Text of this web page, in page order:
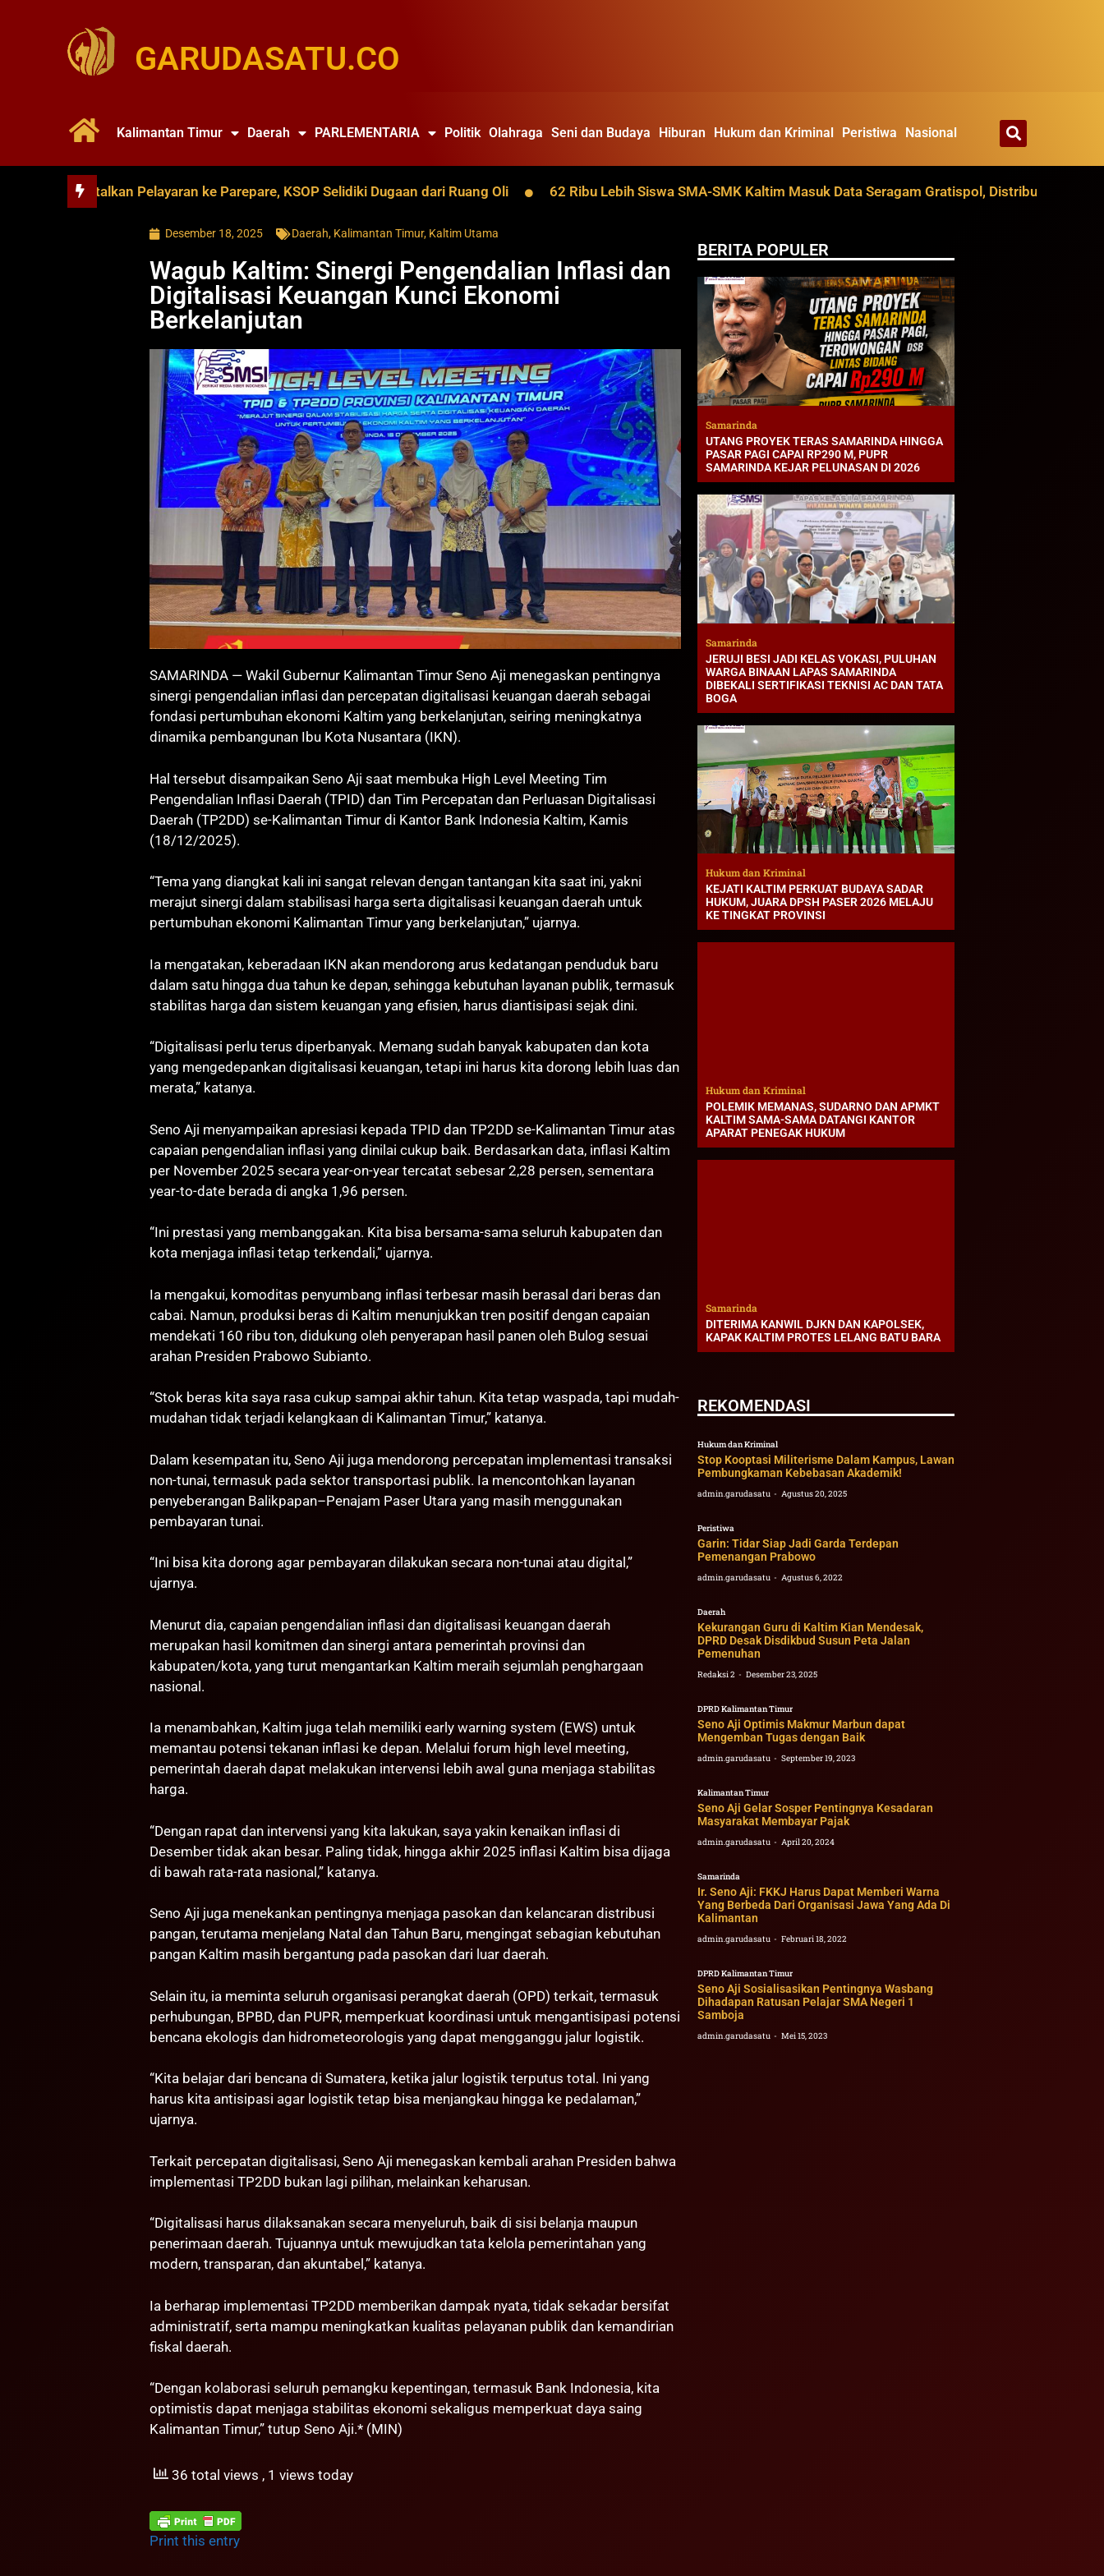
GARUDASATU.CO
Kalimantan Timur Daerah PARLEMENTARIA Politik Olahraga Seni dan Budaya Hiburan Hukum dan Kriminal Peristiwa Nasional
Batalkan Pelayaran ke Parepare, KSOP Selidiki Dugaan dari Ruang Oli 62 Ribu Lebih Siswa SMA-SMK Kaltim Masuk Data Seragam Gratispol, Distribusi Ditarget
Desember 18, 2025 Daerah, Kalimantan Timur, Kaltim Utama
Wagub Kaltim: Sinergi Pengendalian Inflasi dan
Digitalisasi Keuangan Kunci Ekonomi
Berkelanjutan
SAMARINDA — Wakil Gubernur Kalimantan Timur Seno Aji menegaskan pentingnya
sinergi pengendalian inflasi dan percepatan digitalisasi keuangan daerah sebagai
fondasi pertumbuhan ekonomi Kaltim yang berkelanjutan, seiring meningkatnya
dinamika pembangunan Ibu Kota Nusantara (IKN).
Hal tersebut disampaikan Seno Aji saat membuka High Level Meeting Tim
Pengendalian Inflasi Daerah (TPID) dan Tim Percepatan dan Perluasan Digitalisasi
Daerah (TP2DD) se-Kalimantan Timur di Kantor Bank Indonesia Kaltim, Kamis
(18/12/2025).
“Tema yang diangkat kali ini sangat relevan dengan tantangan kita saat ini, yakni
merajut sinergi dalam stabilisasi harga serta digitalisasi keuangan daerah untuk
pertumbuhan ekonomi Kalimantan Timur yang berkelanjutan,” ujarnya.
Ia mengatakan, keberadaan IKN akan mendorong arus kedatangan penduduk baru
dalam satu hingga dua tahun ke depan, sehingga kebutuhan layanan publik, termasuk
stabilitas harga dan sistem keuangan yang efisien, harus diantisipasi sejak dini.
“Digitalisasi perlu terus diperbanyak. Memang sudah banyak kabupaten dan kota
yang mengedepankan digitalisasi keuangan, tetapi ini harus kita dorong lebih luas dan
merata,” katanya.
Seno Aji menyampaikan apresiasi kepada TPID dan TP2DD se-Kalimantan Timur atas
capaian pengendalian inflasi yang dinilai cukup baik. Berdasarkan data, inflasi Kaltim
per November 2025 secara year-on-year tercatat sebesar 2,28 persen, sementara
year-to-date berada di angka 1,96 persen.
“Ini prestasi yang membanggakan. Kita bisa bersama-sama seluruh kabupaten dan
kota menjaga inflasi tetap terkendali,” ujarnya.
Ia mengakui, komoditas penyumbang inflasi terbesar masih berasal dari beras dan
cabai. Namun, produksi beras di Kaltim menunjukkan tren positif dengan capaian
mendekati 160 ribu ton, didukung oleh penyerapan hasil panen oleh Bulog sesuai
arahan Presiden Prabowo Subianto.
“Stok beras kita saya rasa cukup sampai akhir tahun. Kita tetap waspada, tapi mudah-
mudahan tidak terjadi kelangkaan di Kalimantan Timur,” katanya.
Dalam kesempatan itu, Seno Aji juga mendorong percepatan implementasi transaksi
non-tunai, termasuk pada sektor transportasi publik. Ia mencontohkan layanan
penyeberangan Balikpapan–Penajam Paser Utara yang masih menggunakan
pembayaran tunai.
“Ini bisa kita dorong agar pembayaran dilakukan secara non-tunai atau digital,”
ujarnya.
Menurut dia, capaian pengendalian inflasi dan digitalisasi keuangan daerah
merupakan hasil komitmen dan sinergi antara pemerintah provinsi dan
kabupaten/kota, yang turut mengantarkan Kaltim meraih sejumlah penghargaan
nasional.
Ia menambahkan, Kaltim juga telah memiliki early warning system (EWS) untuk
memantau potensi tekanan inflasi ke depan. Melalui forum high level meeting,
pemerintah daerah dapat melakukan intervensi lebih awal guna menjaga stabilitas
harga.
“Dengan rapat dan intervensi yang kita lakukan, saya yakin kenaikan inflasi di
Desember tidak akan besar. Paling tidak, hingga akhir 2025 inflasi Kaltim bisa dijaga
di bawah rata-rata nasional,” katanya.
Seno Aji juga menekankan pentingnya menjaga pasokan dan kelancaran distribusi
pangan, terutama menjelang Natal dan Tahun Baru, mengingat sebagian kebutuhan
pangan Kaltim masih bergantung pada pasokan dari luar daerah.
Selain itu, ia meminta seluruh organisasi perangkat daerah (OPD) terkait, termasuk
perhubungan, BPBD, dan PUPR, memperkuat koordinasi untuk mengantisipasi potensi
bencana ekologis dan hidrometeorologis yang dapat mengganggu jalur logistik.
“Kita belajar dari bencana di Sumatera, ketika jalur logistik terputus total. Ini yang
harus kita antisipasi agar logistik tetap bisa menjangkau hingga ke pedalaman,”
ujarnya.
Terkait percepatan digitalisasi, Seno Aji menegaskan kembali arahan Presiden bahwa
implementasi TP2DD bukan lagi pilihan, melainkan keharusan.
“Digitalisasi harus dilaksanakan secara menyeluruh, baik di sisi belanja maupun
penerimaan daerah. Tujuannya untuk mewujudkan tata kelola pemerintahan yang
modern, transparan, dan akuntabel,” katanya.
Ia berharap implementasi TP2DD memberikan dampak nyata, tidak sekadar bersifat
administratif, serta mampu meningkatkan kualitas pelayanan publik dan kemandirian
fiskal daerah.
“Dengan kolaborasi seluruh pemangku kepentingan, termasuk Bank Indonesia, kita
optimistis dapat menjaga stabilitas ekonomi sekaligus memperkuat daya saing
Kalimantan Timur,” tutup Seno Aji.* (MIN)
36 total views , 1 views today
Print this entry
BERITA POPULER
Samarinda
UTANG PROYEK TERAS SAMARINDA HINGGA
PASAR PAGI CAPAI RP290 M, PUPR
SAMARINDA KEJAR PELUNASAN DI 2026
Samarinda
JERUJI BESI JADI KELAS VOKASI, PULUHAN
WARGA BINAAN LAPAS SAMARINDA
DIBEKALI SERTIFIKASI TEKNISI AC DAN TATA
BOGA
Hukum dan Kriminal
KEJATI KALTIM PERKUAT BUDAYA SADAR
HUKUM, JUARA DPSH PASER 2026 MELAJU
KE TINGKAT PROVINSI
Hukum dan Kriminal
POLEMIK MEMANAS, SUDARNO DAN APMKT
KALTIM SAMA-SAMA DATANGI KANTOR
APARAT PENEGAK HUKUM
Samarinda
DITERIMA KANWIL DJKN DAN KAPOLSEK,
KAPAK KALTIM PROTES LELANG BATU BARA
REKOMENDASI
Hukum dan Kriminal
Stop Kooptasi Militerisme Dalam Kampus, Lawan
Pembungkaman Kebebasan Akademik!
admin.garudasatu Agustus 20, 2025
Peristiwa
Garin: Tidar Siap Jadi Garda Terdepan
Pemenangan Prabowo
admin.garudasatu Agustus 6, 2022
Daerah
Kekurangan Guru di Kaltim Kian Mendesak,
DPRD Desak Disdikbud Susun Peta Jalan
Pemenuhan
Redaksi 2 Desember 23, 2025
DPRD Kalimantan Timur
Seno Aji Optimis Makmur Marbun dapat
Mengemban Tugas dengan Baik
admin.garudasatu September 19, 2023
Kalimantan Timur
Seno Aji Gelar Sosper Pentingnya Kesadaran
Masyarakat Membayar Pajak
admin.garudasatu April 20, 2024
Samarinda
Ir. Seno Aji: FKKJ Harus Dapat Memberi Warna
Yang Berbeda Dari Organisasi Jawa Yang Ada Di
Kalimantan
admin.garudasatu Februari 18, 2022
DPRD Kalimantan Timur
Seno Aji Sosialisasikan Pentingnya Wasbang
Dihadapan Ratusan Pelajar SMA Negeri 1
Samboja
admin.garudasatu Mei 15, 2023